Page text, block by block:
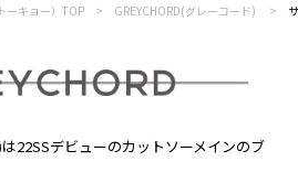
ーキョー）TOP GREYCHORD(グレーコード)
22SSデビューのカットソーメインのブ